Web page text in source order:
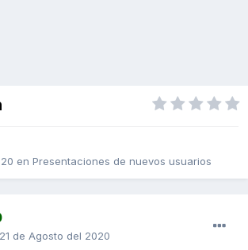
en Presentaciones de nuevos usuarios
21 de Agosto del 2020